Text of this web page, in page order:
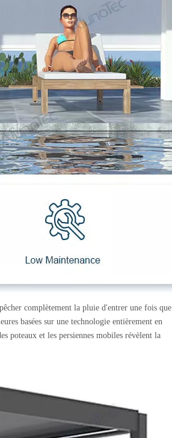
complètement la pluie d'entrer une fois que
basées sur une technologie entièrement en
poteaux et les persiennes mobiles révèlent la